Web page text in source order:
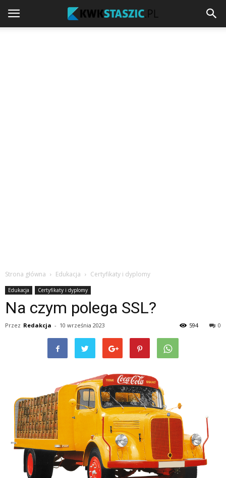
Strona główna Edukacja Certyfikaty i dyplomy
Edukacja Certyfikaty i dyplomy
Na czym polega SSL?
Przez Redakcja - 10 września 2023 0
594